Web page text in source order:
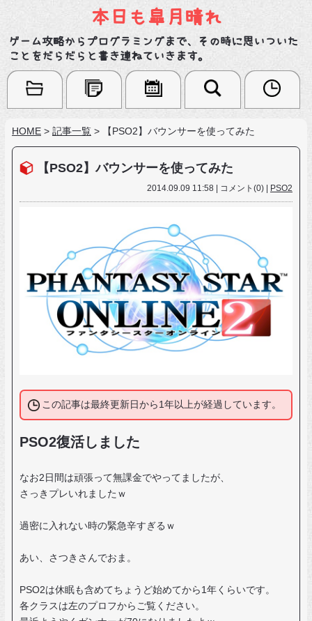
本日も皐月晴れ
ゲーム攻略からプログラミングまで、その時に思いついた
ことをだらだらと書き連ねていきます。
HOME > 記事一覧 > 【PSO2】バウンサーを使ってみた
【PSO2】バウンサーを使ってみた
2014.09.09 11:58 | コメント(0) | PSO2
この記事は最終更新日から1年以上が経過しています。
PSO2復活しました
なお2日間は頑張って無課金でやってましたが、
さっきプレいれましたｗ
過密に入れない時の緊急辛すぎるｗ
あい、さつきさんでおま。
PSO2は休眠も含めてちょうど始めてから1年くらいです。
各クラスは左のプロフからご覧ください。